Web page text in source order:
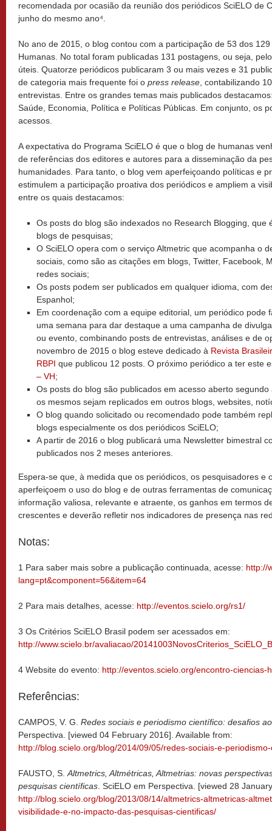
recomendada por ocasião da reunião dos periódicos SciELO de
junho do mesmo ano⁴.
No ano de 2015, o blog contou com a participação de 53 dos
Humanas. No total foram publicadas 131 postagens, ou seja,
úteis. Quatorze periódicos publicaram 3 ou mais vezes e 31
de categoria mais frequente foi o press release , contabilizando
entrevistas. Entre os grandes temas mais publicados
Saúde, Economia, Política e Políticas Públicas. Em conjunto, os
acessos.
A expectativa do Programa SciELO é que o blog de humanas
de referências dos editores e autores para a disseminação da
humanidades. Para tanto, o blog vem aperfeiçoando políticas e
estimulem a participação proativa dos periódicos e ampliem a
entre os quais destacamos:
Os posts do blog são indexados no Research Blogging, que
blogs de pesquisas;
O SciELO opera com o serviço Altmetric que acompanha o
sociais, como são as citações em blogs, Twitter, Facebook,
redes sociais;
Os posts podem ser publicados em qualquer idioma, com
Espanhol;
Em coordenação com a equipe editorial, um periódico pode
uma semana para dar destaque a uma campanha de
ou evento, combinando posts de entrevistas, análises e de
novembro de 2015 o blog esteve dedicado à Revista
RBPI que publicou 12 posts. O próximo periódico a ter este
– VH;
Os posts do blog são publicados em acesso aberto
os mesmos sejam replicados em outros blogs, websites,
O blog quando solicitado ou recomendado pode também
blogs especialmente os dos periódicos SciELO;
A partir de 2016 o blog publicará uma Newsletter bimestral
publicados nos 2 meses anteriores.
Espera-se que, à medida que os periódicos, os pesquisadores e
aperfeiçoem o uso do blog e de outras ferramentas de
informação valiosa, relevante e atraente, os ganhos em termos
crescentes e deverão refletir nos indicadores de presença nas
Notas:
1 Para saber mais sobre a publicação continuada, acesse: http://
lang=pt&component=56&item=64
2 Para mais detalhes, acesse: http://eventos.scielo.org/rs1/
3 Os Critérios SciELO Brasil podem ser acessados em:
http://www.scielo.br/avaliacao/
4 Website do evento: http://eventos.scielo.org/encontro-ciencias-
Referências:
CAMPOS, V. G. Redes sociais e periodismo científico: desafios
Perspectiva. [viewed 04 February 2016]. Available from:
http://blog.scielo.org/blog/2014/09/05/redes-sociais-e-
FAUSTO, S. Altmetrics, Altmétricas, Altmetrias: novas
pesquisas científicas . SciELO em Perspectiva. [viewed 28
http://blog.scielo.org/blog/2013/08/14/altmetrics-altmetricas-
visibilidade-e-no-impacto-das-pesquisas-cientificas/